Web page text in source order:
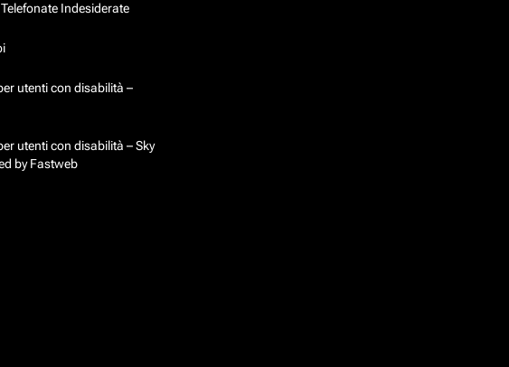
Indesiderate
utenti con disabilità –
utenti con disabilità – Sky
by Fastweb